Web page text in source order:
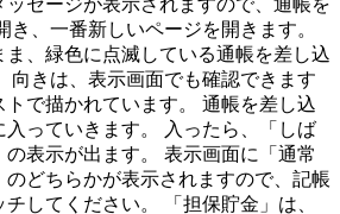
き、一番新しいページを開きます。
、緑色に点滅している通帳を差し込
向きは、表示画面でも確認できます
トで描かれています。 通帳を差し込
入っていきます。 入ったら、「しば
表示が出ます。 表示画面に「通常
どちらかが表示されますので、記帳
してください。 「担保貯金」は、